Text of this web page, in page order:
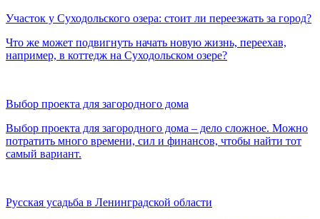
Участок у Суходольского озера: стоит ли переезжать за город?
Что же может подвигнуть начать новую жизнь, переехав,
например, в коттедж на Суходольском озере?
Выбор проекта для загородного дома
Выбор проекта для загородного дома – дело сложное. Можно
потратить много времени, сил и финансов, чтобы найти тот
самый вариант.
Русская усадьба в Ленинградской области